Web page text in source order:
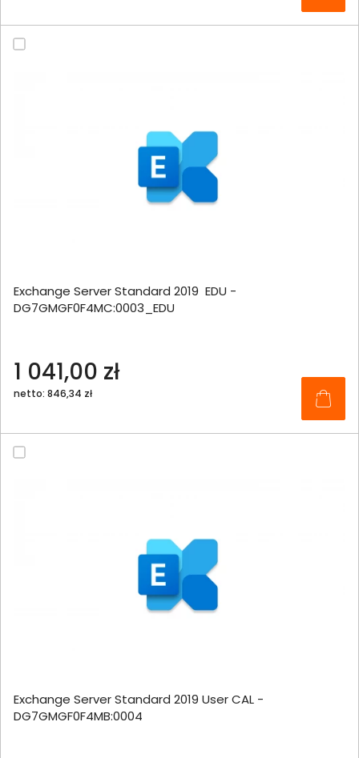
Exchange Server Standard 2019 EDU -
DG7GMGF0F4MC:0003_EDU
1 041,00 zł
netto: 846,34 zł
Exchange Server Standard 2019 User CAL -
DG7GMGF0F4MB:0004